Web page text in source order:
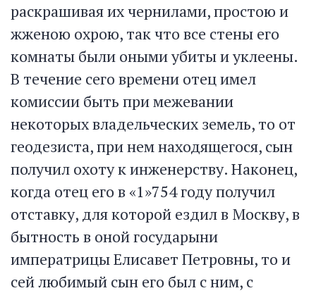
раскрашивая их чернилами, простою и
жженою охрою, так что все стены его
комнаты были оными убиты и уклеены.
В течение сего времени отец имел
комиссии быть при межевании
некоторых владельческих земель, то от
геодезиста, при нем находящегося, сын
получил охоту к инженерству. Наконец,
когда отец его в «1»754 году получил
отставку, для которой ездил в Москву, в
бытность в оной государыни
императрицы Елисавет Петровны, то и
сей любимый сын его был с ним, с